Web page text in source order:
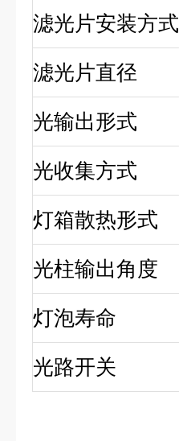
滤光片安装方式
滤光片直径
光输出形式
光收集方式
灯箱散热形式
光柱输出角度
灯泡寿命
光路开关